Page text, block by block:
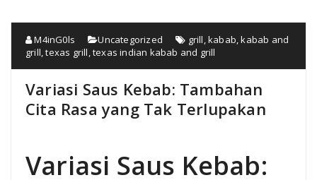
M4inG0ls Uncategorized grill ,kabab ,kabab and
grill ,texas grill ,texas indian kabab and grill
Variasi Saus Kebab: Tambahan
Cita Rasa yang Tak Terlupakan
Variasi Saus Kebab: